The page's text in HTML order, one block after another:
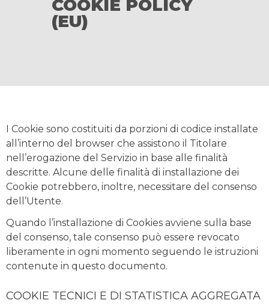
COOKIE POLICY
(EU)
I Cookie sono costituiti da porzioni di codice installate
all’interno del browser che assistono il Titolare
nell’erogazione del Servizio in base alle finalità
descritte. Alcune delle finalità di installazione dei
Cookie potrebbero, inoltre, necessitare del consenso
dell’Utente.
Quando l’installazione di Cookies avviene sulla base
del consenso, tale consenso può essere revocato
liberamente in ogni momento seguendo le istruzioni
contenute in questo documento.
COOKIE TECNICI E DI STATISTICA AGGREGATA